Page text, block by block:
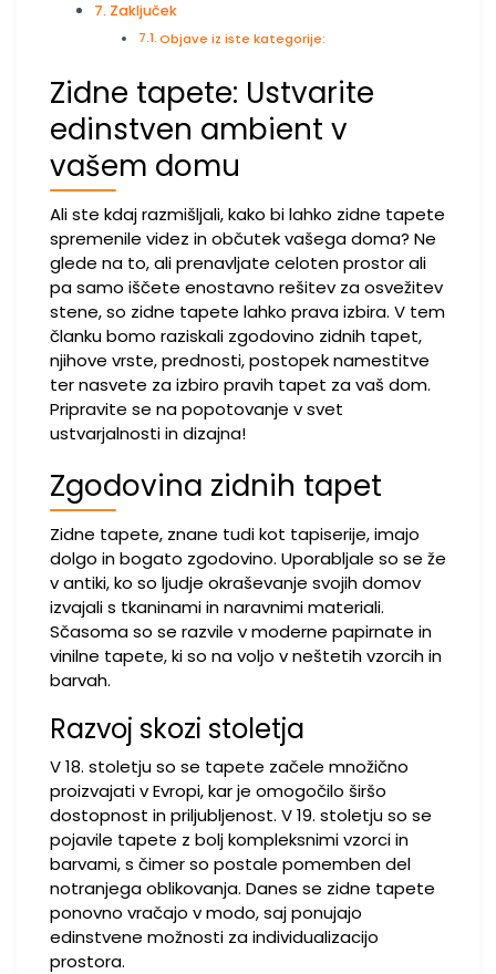
Zaključek
Objave iz iste kategorije:
Zidne tapete: Ustvarite
edinstven ambient v
vašem domu
Ali ste kdaj razmišljali, kako bi lahko zidne tapete
spremenile videz in občutek vašega doma? Ne
glede na to, ali prenavljate celoten prostor ali
pa samo iščete enostavno rešitev za osvežitev
stene, so zidne tapete lahko prava izbira. V tem
članku bomo raziskali zgodovino zidnih tapet,
njihove vrste, prednosti, postopek namestitve
ter nasvete za izbiro pravih tapet za vaš dom.
Pripravite se na popotovanje v svet
ustvarjalnosti in dizajna!
Zgodovina zidnih tapet
Zidne tapete, znane tudi kot tapiserije, imajo
dolgo in bogato zgodovino. Uporabljale so se že
v antiki, ko so ljudje okraševanje svojih domov
izvajali s tkaninami in naravnimi materiali.
Sčasoma so se razvile v moderne papirnate in
vinilne tapete, ki so na voljo v neštetih vzorcih in
barvah.
Razvoj skozi stoletja
V 18. stoletju so se tapete začele množično
proizvajati v Evropi, kar je omogočilo širšo
dostopnost in priljubljenost. V 19. stoletju so se
pojavile tapete z bolj kompleksnimi vzorci in
barvami, s čimer so postale pomemben del
notranjega oblikovanja. Danes se zidne tapete
ponovno vračajo v modo, saj ponujajo
edinstvene možnosti za individualizacijo
prostora.